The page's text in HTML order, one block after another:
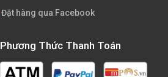
Đặt hàng qua Facebook
Phương Thức Thanh Toán